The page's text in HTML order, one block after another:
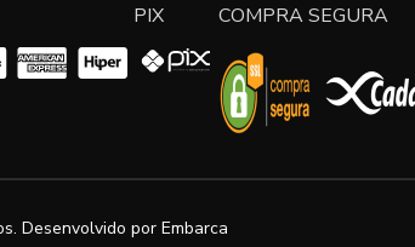
PIX COMPRA SEGURA
Desenvolvido por Embarca